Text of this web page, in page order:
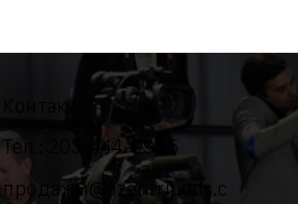
Контакт
Тел.: 203-444-9985
продажи@ozentripods.c